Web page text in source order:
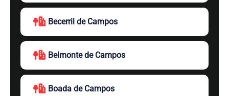
Becerril de Campos
Belmonte de Campos
Boada de Campos